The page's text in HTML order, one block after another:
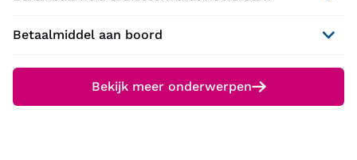
Betaalmiddel aan boord
Bekijk meer onderwerpen